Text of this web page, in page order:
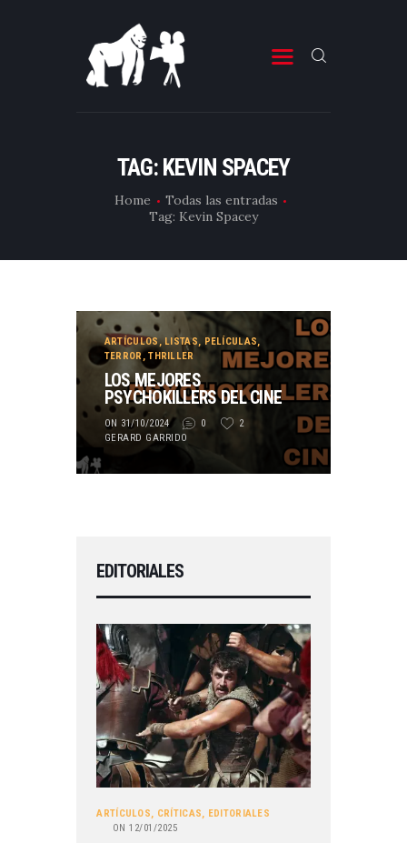
TAG: KEVIN SPACEY
Home
Todas las entradas
Tag: Kevin Spacey
ESTRENOS DE TELEVISIÓN
CRÍTICAS
ARTÍCULOS
ESPECIALES
EDITORIALES
EQUIPO DE BBK
TÉRMINOS Y CONDICIONES
ARTÍCULOS,LISTAS, PELÍCULAS,
TERROR,THRILLER
LOS MEJORES
PSYCHOKILLERS DEL CINE
ON 31/10/2024 0
2
GERARD GARRIDO
EDITORIALES
ARTÍCULOS, CRÍTICAS, EDITORIALES
ON 12/01/2025